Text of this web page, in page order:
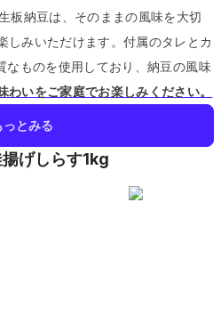
板納豆は、そのままの風味を大切
しみいただけます。付属のタレとカ
なものを使用しており、納豆の風味
わいをご家庭でお楽しみください。
っとみる
げしらす1kg